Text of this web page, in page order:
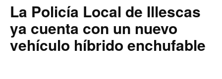
La Policía Local de Illescas
ya cuenta con un nuevo
vehículo híbrido enchufable